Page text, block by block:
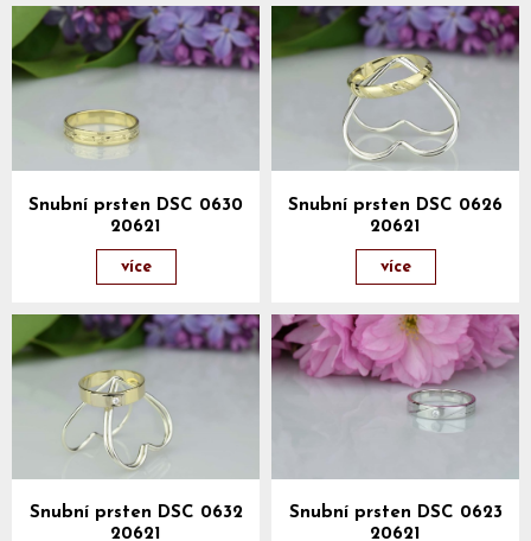
Snubní prsten DSC 0630
20621
více
Snubní prsten DSC 0626
20621
více
Snubní prsten DSC 0632
20621
Snubní prsten DSC 0623
20621